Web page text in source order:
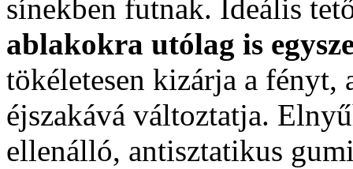
sínekben futnak. Ideális
ablakokra utólag is
tökéletesen kizárja a fényt,
éjszakává változtatja.
ellenálló, antisztatikus